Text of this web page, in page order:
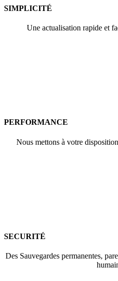
SIMPLICITÉ
Une actualisation rapide et
PERFORMANCE
Nous mettons à votre
SECURITÉ
Des Sauvegardes permanentes,